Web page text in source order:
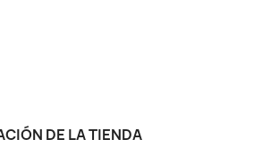
DE LA TIENDA